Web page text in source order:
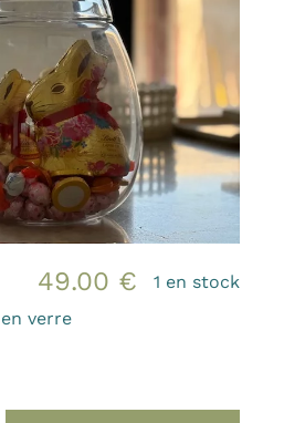
et senteurs
de MAMA
Outdoor
Mode
canons
Made in France
& accès
49.00 €
1 en stock
verre